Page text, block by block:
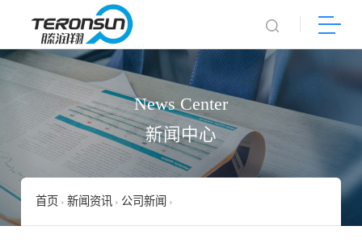
News Center
新闻中心
首页 新闻资讯 公司新闻 热烈祝贺我司顺利通过农业农村部